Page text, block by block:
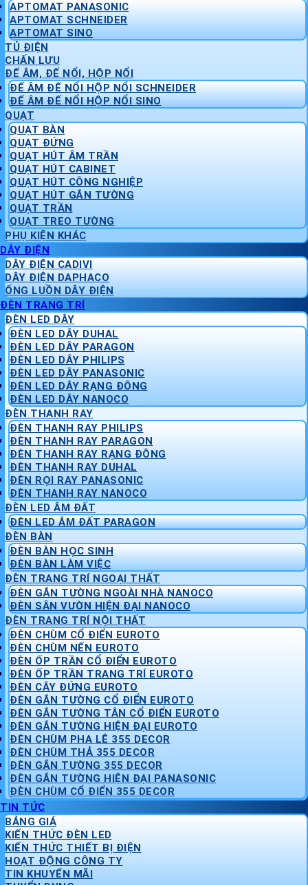
APTOMAT PANASONIC
APTOMAT SCHNEIDER
APTOMAT SINO
TỦ ĐIỆN
CHẤN LƯU
ĐẾ ÂM, ĐẾ NỔI, HỘP NỔI
ĐẾ ÂM ĐẾ NỔI HỘP NỔI SCHNEIDER
ĐẾ ÂM ĐẾ NỔI HỘP NỔI SINO
QUẠT
QUẠT BÀN
QUẠT ĐỨNG
QUẠT HÚT ÂM TRẦN
QUẠT HÚT CABINET
QUẠT HÚT CÔNG NGHIỆP
QUẠT HÚT GẮN TƯỜNG
QUẠT TRẦN
QUẠT TREO TƯỜNG
PHỤ KIỆN KHÁC
DÂY ĐIỆN
DÂY ĐIỆN CADIVI
DÂY ĐIỆN DAPHACO
ỐNG LUỒN DÂY ĐIỆN
ĐÈN TRANG TRÍ
ĐÈN LED DÂY
ĐÈN LED DÂY DUHAL
ĐÈN LED DÂY PARAGON
ĐÈN LED DÂY PHILIPS
ĐÈN LED DÂY PANASONIC
ĐÈN LED DÂY RẠNG ĐÔNG
ĐÈN LED DÂY NANOCO
ĐÈN THANH RAY
ĐÈN THANH RAY PHILIPS
ĐÈN THANH RAY PARAGON
ĐÈN THANH RAY RẠNG ĐÔNG
ĐÈN THANH RAY DUHAL
ĐÈN RỌI RAY PANASONIC
ĐÈN THANH RAY NANOCO
ĐÈN LED ÂM ĐẤT
ĐÈN LED ÂM ĐẤT PARAGON
ĐÈN BÀN
ĐÈN BÀN HỌC SINH
ĐÈN BÀN LÀM VIỆC
ĐÈN TRANG TRÍ NGOẠI THẤT
ĐÈN GẮN TƯỜNG NGOÀI NHÀ NANOCO
ĐÈN SÂN VƯỜN HIỆN ĐẠI NANOCO
ĐÈN TRANG TRÍ NỘI THẤT
ĐÈN CHÙM CỔ ĐIỂN EUROTO
ĐÈN CHÙM NẾN EUROTO
ĐÈN ỐP TRẦN CỔ ĐIỂN EUROTO
ĐÈN ỐP TRẦN TRANG TRÍ EUROTO
ĐÈN CÂY ĐỨNG EUROTO
ĐÈN GẮN TƯỜNG CỔ ĐIỂN EUROTO
ĐÈN GẮN TƯỜNG TÂN CỔ ĐIỂN EUROTO
ĐÈN GẮN TƯỜNG HIỆN ĐẠI EUROTO
ĐÈN CHÙM PHA LÊ 355 DECOR
ĐÈN CHÙM THẢ 355 DECOR
ĐÈN GẮN TƯỜNG 355 DECOR
ĐÈN GẮN TƯỜNG HIỆN ĐẠI PANASONIC
ĐÈN CHÙM CỔ ĐIỂN 355 DECOR
TIN TỨC
BẢNG GIÁ
KIẾN THỨC ĐÈN LED
KIẾN THỨC THIẾT BỊ ĐIỆN
HOẠT ĐỘNG CÔNG TY
TIN KHUYẾN MÃI